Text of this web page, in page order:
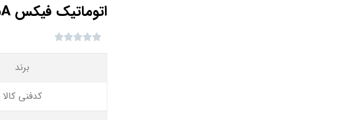
اتوماتیک فیکس HYUNDAI HGM-175A
برند
کدفنی کالا